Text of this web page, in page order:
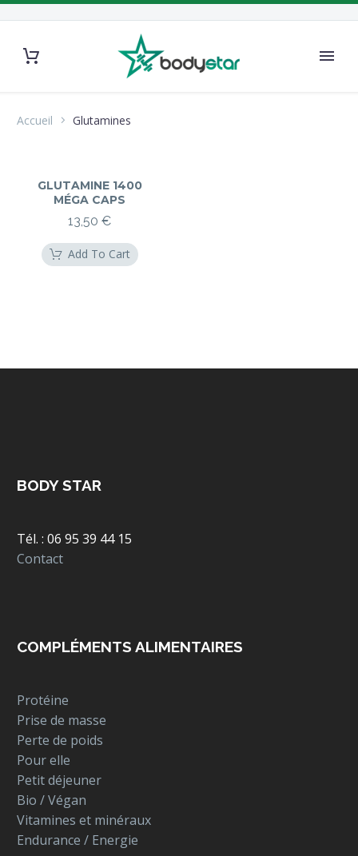
Accueil Glutamines
GLUTAMINE 1400
MÉGA CAPS
13,50 €
Add To Cart
BODY STAR
Tél. : 06 95 39 44 15
Contact
COMPLÉMENTS ALIMENTAIRES
Protéine
Prise de masse
Perte de poids
Pour elle
Petit déjeuner
Bio / Végan
Vitamines et minéraux
Endurance / Energie